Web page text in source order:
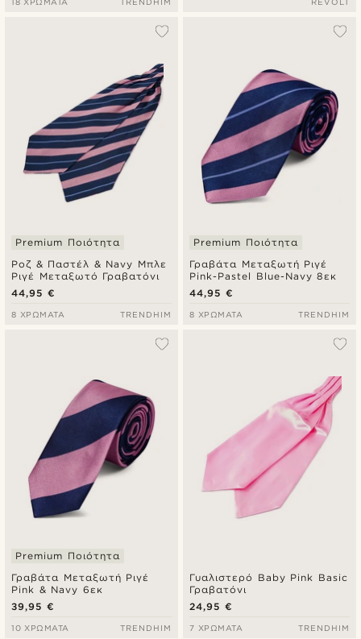
Ροζ & Παστέλ & Navy Μπλε
Ριγέ Μεταξωτό Γραβατόνι
Premium Ποιότητα
44,95 €
8 ΧΡΏΜΑΤΑ TRENDHIM
Γραβάτα Μεταξωτή Ριγέ
Pink-Pastel Blue-Navy 8εκ
Premium Ποιότητα
44,95 €
8 ΧΡΏΜΑΤΑ TRENDHIM
Γραβάτα Μεταξωτή Ριγέ
Pink & Navy 6εκ
Premium Ποιότητα
39,95 €
10 ΧΡΏΜΑΤΑ TRENDHIM
Γυαλιστερό Baby Pink Basic
Γραβατόνι
24,95 €
7 ΧΡΏΜΑΤΑ TRENDHIM